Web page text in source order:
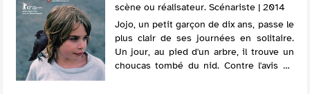
scène ou réalisateur. Scénariste | 2014
Jojo, un petit garçon de dix ans, passe le
plus clair de ses journées en solitaire.
Un jour, au pied d'un arbre, il trouve un
choucas tombé du nid. Contre l'avis de